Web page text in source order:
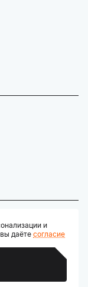
«ИТ-парк»"
и
даёте согласие